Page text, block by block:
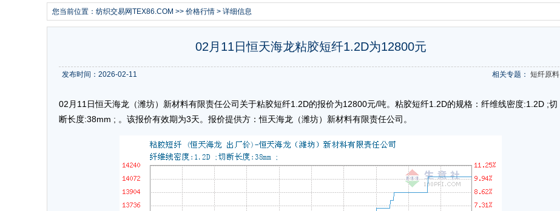
您当前位置： 纺织交易网TEX86.COM >> 价格行情 > 详细信息
02月11日恒天海龙粘胶短纤1.2D为12800元
相关专题： 短纤原料
发布时间：2026-02-11
02月11日恒天海龙（潍坊）新材料有限责任公司关于粘胶短纤1.2D的报价为12800元/吨。粘胶短纤1.2D的规格：纤维线密度:1.2D ;切
断长度:38mm ; 。该报价有效期为3天。报价提供方：恒天海龙（潍坊）新材料有限责任公司。